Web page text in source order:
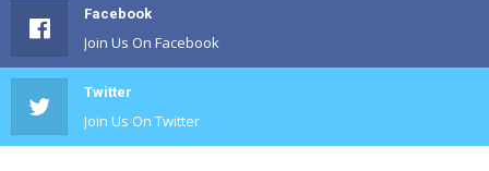
Facebook
Join Us On Facebook
Twitter
Join Us On Twitter